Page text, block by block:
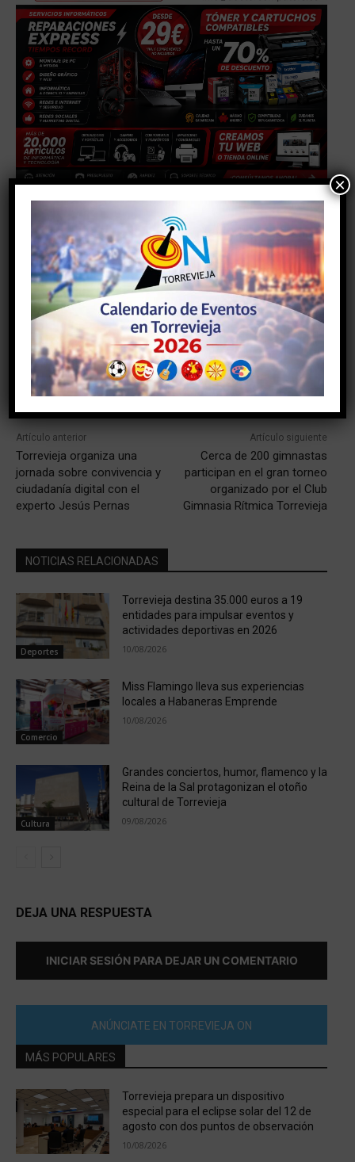
TAGS #alicante
#AYUNTAMIENTODETORREVIEJA
#comunidadvalenciana
#deporte
#torrevieja
#torreviejaon
#vegabaja
Facebook Twitter
Artículo anterior
Torrevieja organiza una
jornada sobre convivencia y
ciudadanía digital con el
experto Jesús Pernas
Artículo siguiente
Cerca de 200 gimnastas
participan en el gran torneo
organizado por el Club
Gimnasia Rítmica Torrevieja
NOTICIAS RELACIONADAS
Deportes
Torrevieja destina 35.000 euros a 19
entidades para impulsar eventos y
actividades deportivas en 2026
10/08/2026
Comercio
Miss Flamingo lleva sus experiencias
locales a Habaneras Emprende
10/08/2026
Cultura
Grandes conciertos, humor, flamenco y la
Reina de la Sal protagonizan el otoño
cultural de Torrevieja
09/08/2026
DEJA UNA RESPUESTA
INICIAR SESIÓN PARA DEJAR UN COMENTARIO
ANÚNCIATE EN TORREVIEJA ON
MÁS POPULARES
Torrevieja prepara un dispositivo
especial para el eclipse solar del 12 de
agosto con dos puntos de observación
10/08/2026
×